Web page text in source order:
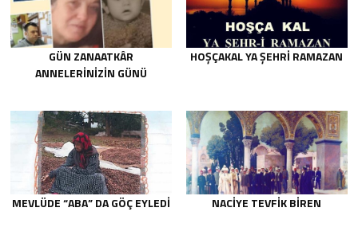
GÜN ZANAATKÂR
ANNELERİNİZİN GÜNÜ
HOŞÇAKAL YA ŞEHRİ RAMAZAN
MEVLÜDE “ABA” DA GÖÇ EYLEDI NACIYE TEVFIK BIREN